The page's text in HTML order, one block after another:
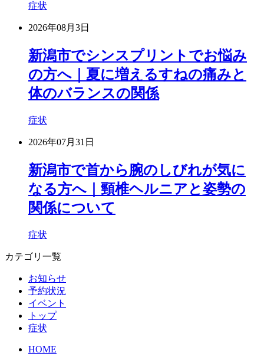
症状
2026年08月3日
新潟市でシンスプリントでお悩み
の方へ｜夏に増えるすねの痛みと
体のバランスの関係
症状
2026年07月31日
新潟市で首から腕のしびれが気に
なる方へ｜頸椎ヘルニアと姿勢の
関係について
症状
カテゴリ一覧
お知らせ
予約状況
イベント
トップ
症状
HOME